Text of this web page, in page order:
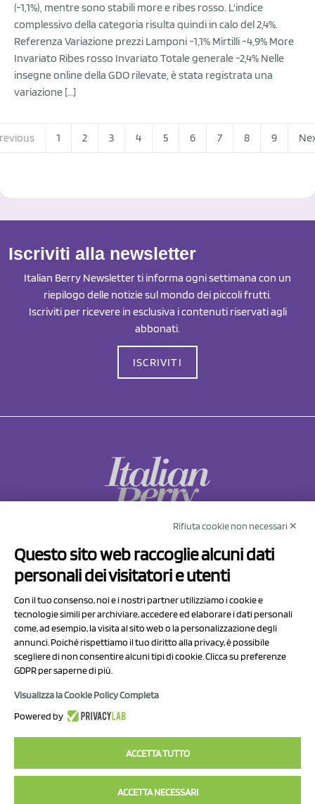
(-1,1%), mentre sono stabili more e ribes rosso. L'indice
complessivo della categoria risulta quindi in calo del 2,4%.
Referenza Variazione prezzi Lamponi -1,1% Mirtilli -4,9% More
Invariato Ribes rosso Invariato Totale generale -2,4% Nelle
insegne online della GDO rilevate, è stata registrata una
variazione […]
1 2 3 4 5 6 7 8 9
Iscriviti alla newsletter
Italian Berry Newsletter ti informa ogni settimana con un
riepilogo delle notizie sul mondo dei piccoli frutti.
Iscriviti per ricevere in esclusiva i contenuti riservati agli
abbonati.
ISCRIVITI
Via Prov.le Sassuolo Vignola 315/1
41057 Spilamberto (MO)
P.I/C.F. 01041460369
REA: MO 208553
Capitale sociale Euro 50.000,00 i.v.
Rifiuta cookie non necessari ✕
Questo sito web raccoglie alcuni dati
personali dei visitatori e utenti
Con il tuo consenso, noi e i nostri partner utilizziamo i cookie e
tecnologie simili per archiviare, accedere ed elaborare i dati personali
come, ad esempio, la visita al sito web o la personalizzazione degli
annunci. Poiché rispettiamo il tuo diritto alla privacy, è possibile
scegliere di non consentire alcuni tipi di cookie. Clicca su preferenze
GDPR per saperne di più.
Visualizza la Cookie Policy Completa
Powered by
ACCETTA TUTTO
ACCETTA NECESSARI